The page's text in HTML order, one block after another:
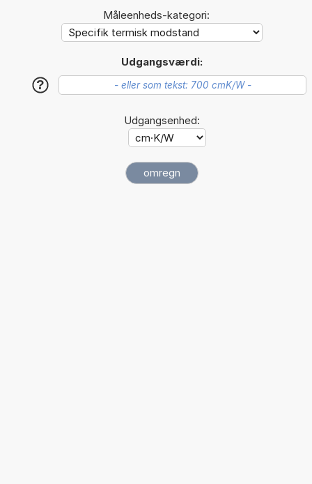
Måleenheds-kategori:
Udgangsværdi:
?
Udgangsenhed: